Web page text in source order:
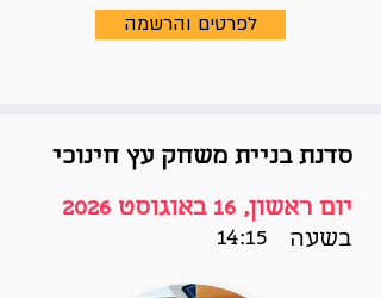
לפרטים והרשמה
סדנת בניית משחק עץ חינוכי
יום ראשון, 16 באוגוסט 2026
14:15
בשעה